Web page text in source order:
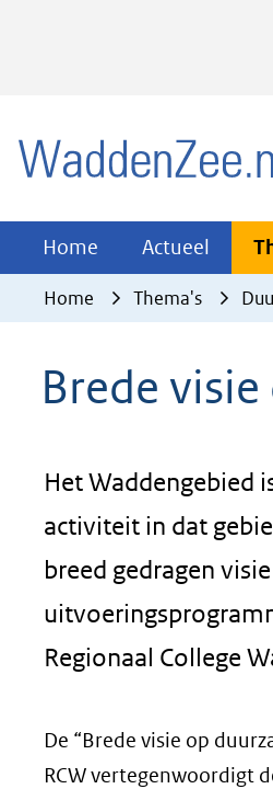
het
cookies
website
worden
geweigerd.
Home Actueel Actueel
Home Thema's
Brede
Het Waddengebied
activiteit in dat
breed gedragen
Regionaal College
De “Brede visie op
RCW vertegenwoordigt